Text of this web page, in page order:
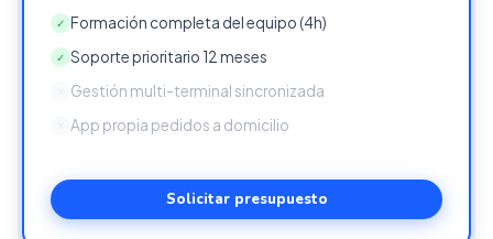
✓ Formación completa del equipo (4h)
✓ Soporte prioritario 12 meses
Gestión multi-terminal sincronizada
App propia pedidos a domicilio
Solicitar presupuesto